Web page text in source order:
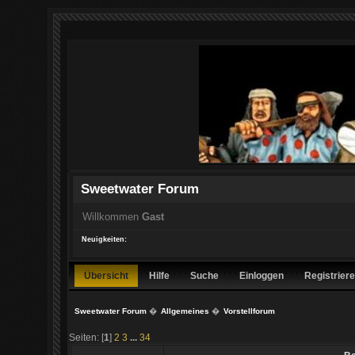
Sweetwater Forum
Willkommen Gast
Neuigkeiten:
Übersicht Hilfe Suche Einloggen
Sweetwater Forum� Allgemeines � Vorstellforum
Seiten: [1]2 3 ...34